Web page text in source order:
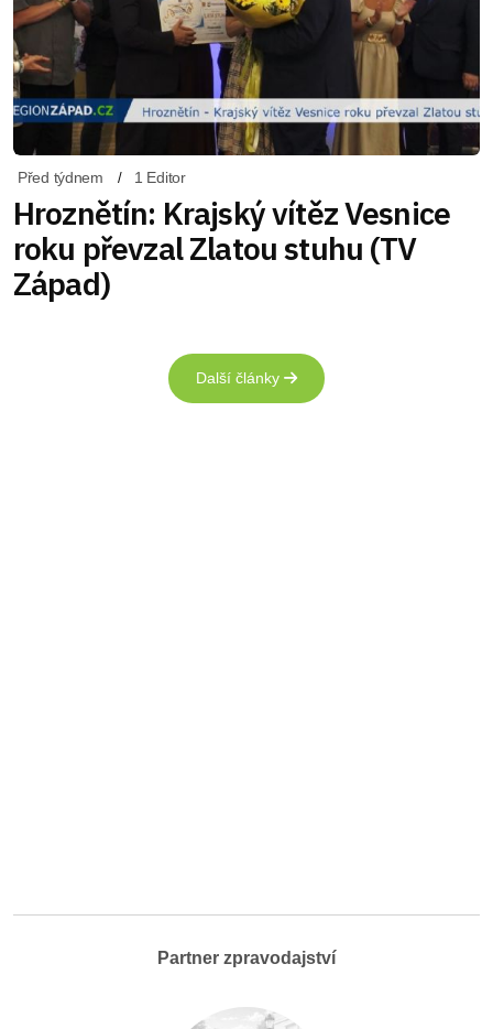
Před týdnem 1 Editor
Hroznětín: Krajský vítěz Vesnice
roku převzal Zlatou stuhu (TV
Západ)
Další články
Partner zpravodajství